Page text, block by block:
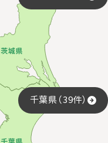
千葉県（39件）